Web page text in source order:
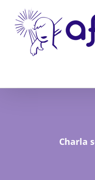
content
Charla